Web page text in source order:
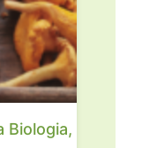
Biologia,